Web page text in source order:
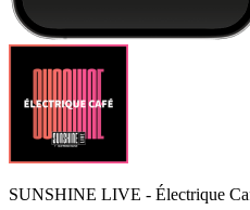
SUNSHINE LIVE - Électrique